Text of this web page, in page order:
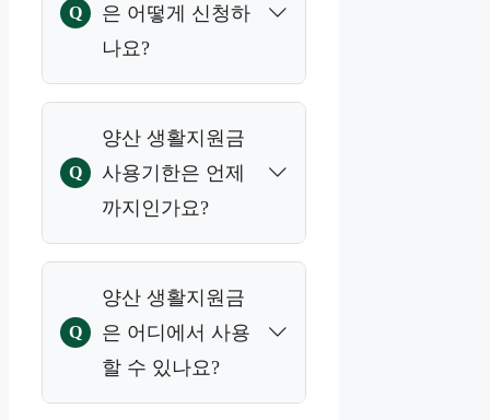
로 지급됩니다.
Q
은 어떻게 신청하
나요?
A
양산사랑카드 회원은
가능하며, 비회원은 주
소지 읍면동 행정복지
Q
양산 생활지원금
사용기한은 언제
까지인가요?
A
지급받은 지원금은
사용할 수 있으며, 기간
내 사용하지 않은 금액
Q
양산 생활지원금
은 어디에서 사용
할 수 있나요?